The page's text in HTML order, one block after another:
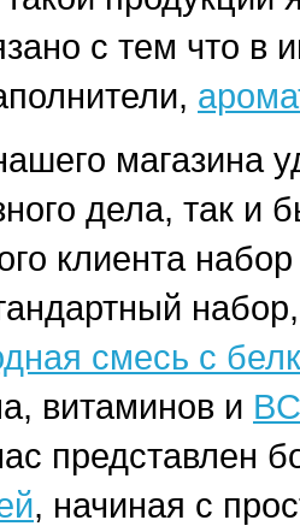
с тем что в
магазина
дела, так и
клиента
смесь с
витаминов и
представлен
, начиная с